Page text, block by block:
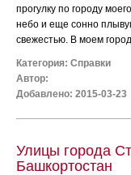
прогулку по городу
небо и еще сонно
свежестью. В моем
Категория: Справки
Автор:
Добавлено: 2015-03-23
Улицы города
Башкортостан